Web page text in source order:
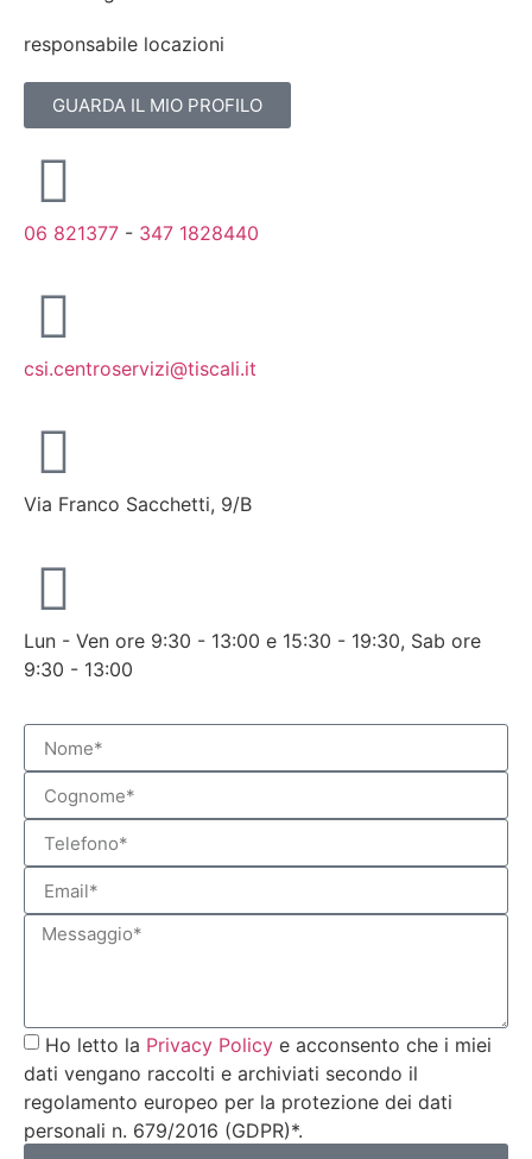
responsabile locazioni
GUARDA IL MIO PROFILO
06 821377 - 347 1828440
csi.centroservizi@tiscali.it
Via Franco Sacchetti, 9/B
Lun - Ven ore 9:30 - 13:00 e 15:30 - 19:30, Sab ore
9:30 - 13:00
Ho letto la Privacy Policy e acconsento che i miei
dati vengano raccolti e archiviati secondo il
regolamento europeo per la protezione dei dati
personali n. 679/2016 (GDPR)*.